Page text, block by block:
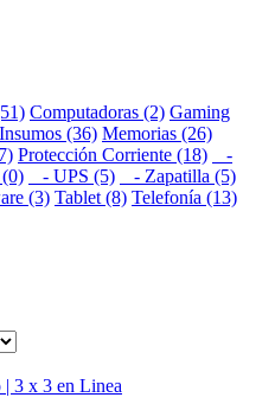
Computadoras (2) Gaming
Insumos (36) Memorias (26)
Protección Corriente (18)
-
- UPS (5)
- Zapatilla (5)
(3) Tablet (8) Telefonía (13)